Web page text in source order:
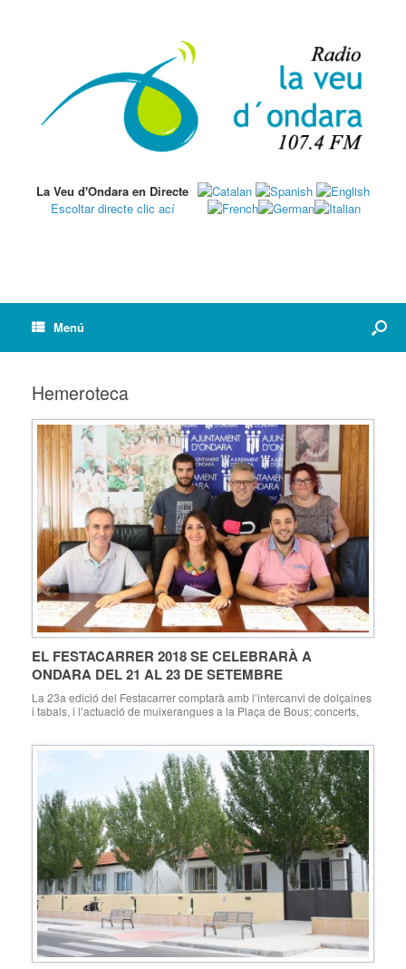
La Veu d'Ondara en Directe
Escoltar directe clic ací
Menú
Hemeroteca
EL FESTACARRER 2018 SE CELEBRARÀ A
ONDARA DEL 21 AL 23 DE SETEMBRE
La 23a edició del Festacarrer comptarà amb l’intercanvi de dolçaines
i tabals, i l’actuació de muixerangues a la Plaça de Bous; concerts,
novetat de la cordà del divendres Ondara 29.08.18. Aquest matí s’ha